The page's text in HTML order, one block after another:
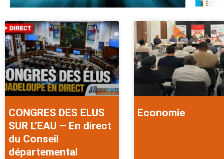
CONGRES DES ELUS
SUR L’EAU – En direct
du Conseil
départemental
Economie